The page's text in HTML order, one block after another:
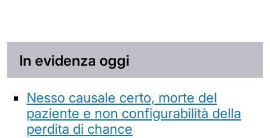
In evidenza oggi
Nesso causale certo, morte del
paziente e non configurabilità della
perdita di chance